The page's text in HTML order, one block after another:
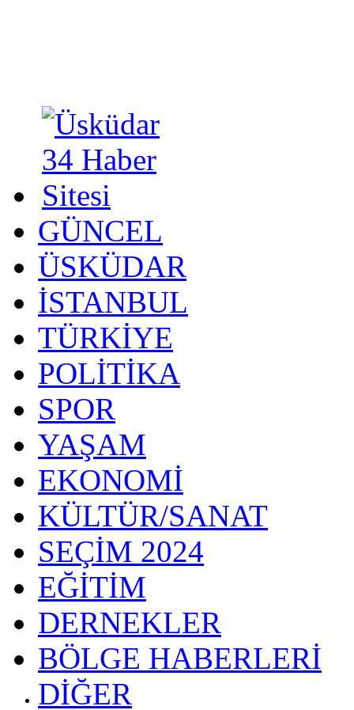
GÜNCEL
ÜSKÜDAR
İSTANBUL
TÜRKİYE
POLİTİKA
SPOR
YAŞAM
EKONOMİ
KÜLTÜR/SANAT
SEÇİM 2024
EĞİTİM
DERNEKLER
BÖLGE HABERLERİ
DİĞER